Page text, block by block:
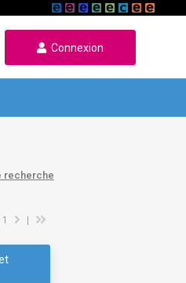
Connexion
recherche